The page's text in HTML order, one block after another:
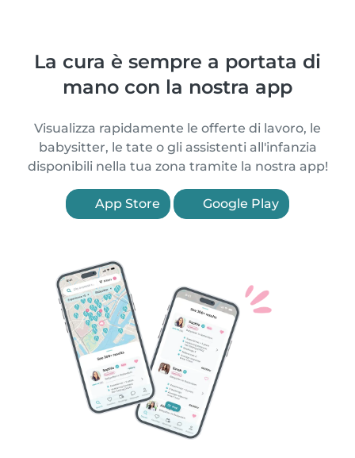
La cura è sempre a portata di
mano con la nostra app
Visualizza rapidamente le offerte di lavoro, le
babysitter, le tate o gli assistenti all'infanzia
disponibili nella tua zona tramite la nostra app!
App Store Google Play